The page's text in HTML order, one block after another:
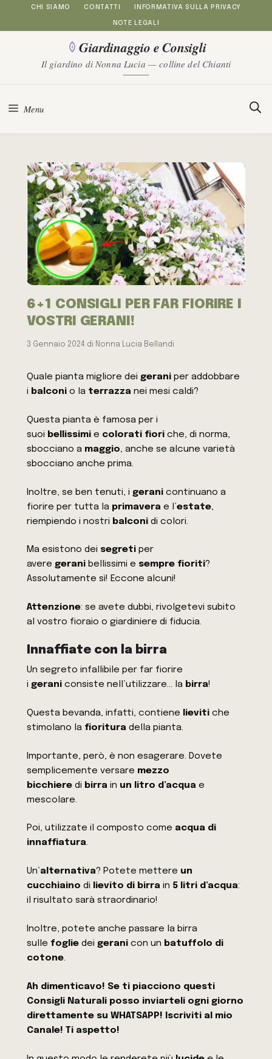
al
contenuto
CHI SIAMO CONTATTI INFORMATIVA SULLA PRIVACY
NOTE LEGALI
Giardinaggio e Consigli
Il giardino di Nonna Lucia — colline del Chianti
Menu
6+1 CONSIGLI PER FAR FIORIRE I
VOSTRI GERANI!
3 Gennaio 2024 di Nonna Lucia Bellandi
Quale pianta migliore dei gerani per addobbare
i balconi o la terrazza nei mesi caldi?
Questa pianta è famosa per i
suoi bellissimi e colorati fiori che, di norma,
sbocciano a maggio, anche se alcune varietà
sbocciano anche prima.
Inoltre, se ben tenuti, i gerani continuano a
fiorire per tutta la primavera e l’estate,
riempiendo i nostri balconi di colori.
Ma esistono dei segreti per
averegerani bellissimi e sempre fioriti?
Assolutamente sì! Eccone alcuni!
Attenzione: se avete dubbi, rivolgetevi subito
al vostro fioraio o giardiniere di fiducia.
Innaffiate con la birra
Un segreto infallibile per far fiorire
i gerani consiste nell’utilizzare… la birra!
Questa bevanda, infatti, contiene lieviti che
stimolano la fioritura della pianta.
Importante, però, è non esagerare. Dovete
semplicemente versare mezzo
bicchiere di birra in un litro d’acqua e
mescolare.
Poi, utilizzate il composto come acqua di
innaffiatura.
Un’alternativa? Potete mettere un
cucchiaino di lievito di birrain 5 litri d’acqua:
il risultato sarà straordinario!
Inoltre, potete anche passare la birra
sulle foglie dei gerani con un batuffolo di
cotone.
Ah dimenticavo! Se ti piacciono questi
Consigli Naturali posso inviarteli ogni giorno
direttamente su WHATSAPP! Iscriviti al mio
Canale! Ti aspetto!